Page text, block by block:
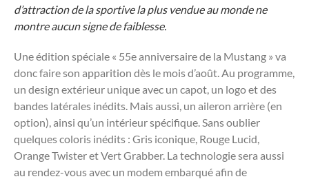
d’attraction de la sportive la plus vendue au monde ne
montre aucun signe de faiblesse.
Une édition spéciale « 55e anniversaire de la Mustang » va
donc faire son apparition dès le mois d’août. Au programme,
un design extérieur unique avec un capot, un logo et des
bandes latérales inédits. Mais aussi, un aileron arrière (en
option), ainsi qu’un intérieur spécifique. Sans oublier
quelques coloris inédits : Gris iconique, Rouge Lucid,
Orange Twister et Vert Grabber. La technologie sera aussi
au rendez-vous avec un modem embarqué afin de